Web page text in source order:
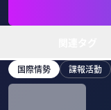
国際情勢 諜報活動